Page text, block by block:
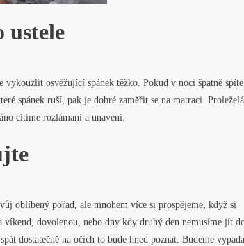
ustele
vykouzlit osvěžující spánek těžko. Pokud v noci špatně
spánek ruší, pak je dobré zaměřit se na matraci. Proleželá
cítíme rozlámaní a unavení.
oblíbený pořad, ale mnohem více si prospějeme, když si
víkend, dovolenou, nebo dny kdy druhý den nemusíme jít
dostatečně na očích to bude hned poznat. Budeme